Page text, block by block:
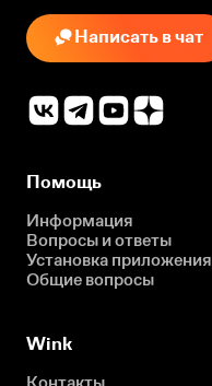
Написать в чат
Помощь
Информация
Вопросы и ответы
Установка приложения
Общие вопросы
Wink
Контакты